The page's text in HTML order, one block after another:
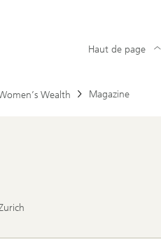
Wealth Magazine
Haut de page